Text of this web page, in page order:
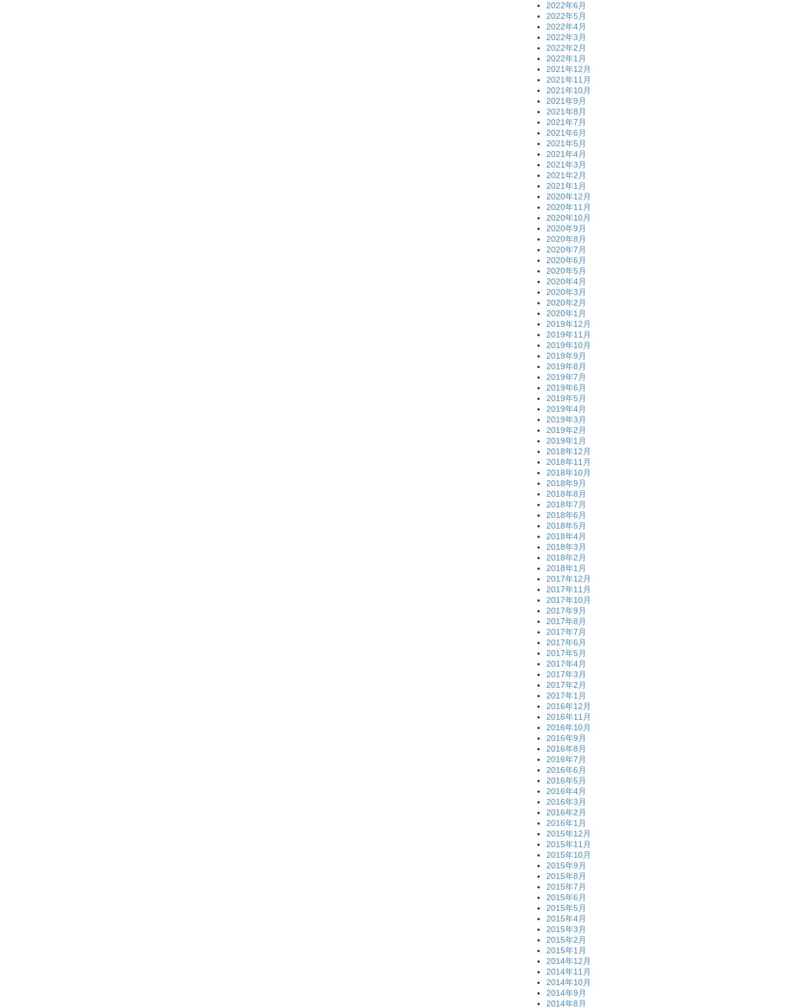
2022年6月
2022年5月
2022年4月
2022年3月
2022年2月
2022年1月
2021年12月
2021年11月
2021年10月
2021年9月
2021年8月
2021年7月
2021年6月
2021年5月
2021年4月
2021年3月
2021年2月
2021年1月
2020年12月
2020年11月
2020年10月
2020年9月
2020年8月
2020年7月
2020年6月
2020年5月
2020年4月
2020年3月
2020年2月
2020年1月
2019年12月
2019年11月
2019年10月
2019年9月
2019年8月
2019年7月
2019年6月
2019年5月
2019年4月
2019年3月
2019年2月
2019年1月
2018年12月
2018年11月
2018年10月
2018年9月
2018年8月
2018年7月
2018年6月
2018年5月
2018年4月
2018年3月
2018年2月
2018年1月
2017年12月
2017年11月
2017年10月
2017年9月
2017年8月
2017年7月
2017年6月
2017年5月
2017年4月
2017年3月
2017年2月
2017年1月
2016年12月
2016年11月
2016年10月
2016年9月
2016年8月
2016年7月
2016年6月
2016年5月
2016年4月
2016年3月
2016年2月
2016年1月
2015年12月
2015年11月
2015年10月
2015年9月
2015年8月
2015年7月
2015年6月
2015年5月
2015年4月
2015年3月
2015年2月
2015年1月
2014年12月
2014年11月
2014年10月
2014年9月
2014年8月